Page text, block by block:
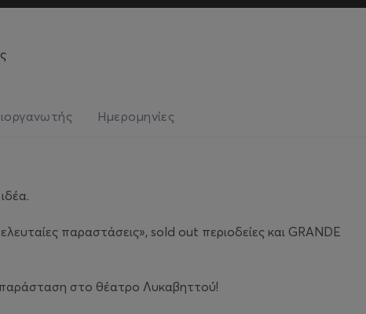
Ημερομηνίες
παραστάσεις», sold out περιοδείες και GRANDE
παράσταση στο θέατρο Λυκαβηττού!